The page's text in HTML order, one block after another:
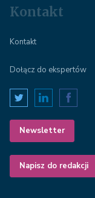
Kontakt
Kontakt
Dołącz do ekspertów
Newsletter
Napisz do redakcji